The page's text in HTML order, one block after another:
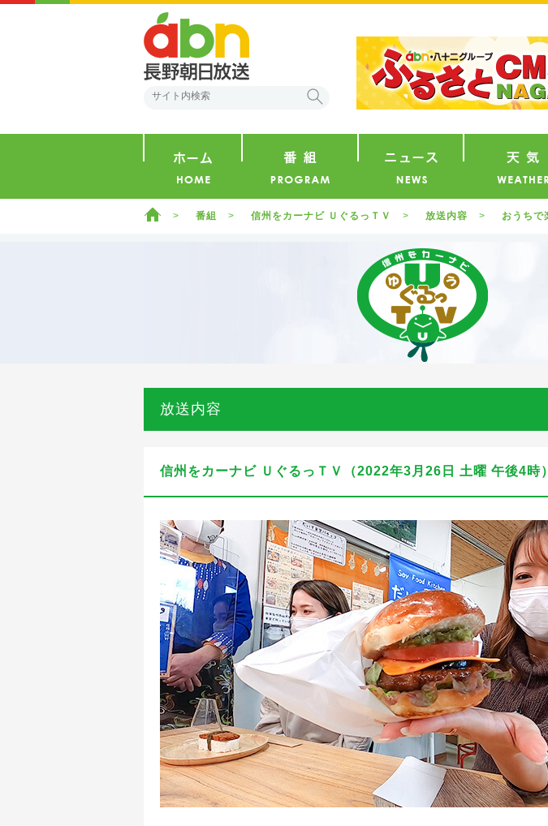
ホーム 番組 信州をカーナビ ＵぐるっＴＶ 放送内容 おうちで
放送内容
信州をカーナビ ＵぐるっＴＶ（2022年3月26日 土曜 午後4時）